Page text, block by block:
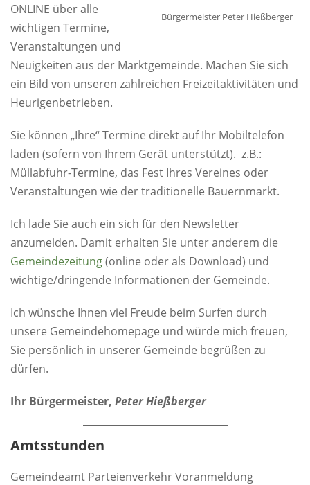
Bürgermeister Peter Hießberger
ONLINE über alle
wichtigen Termine,
Veranstaltungen und
Neuigkeiten aus der Marktgemeinde. Machen Sie sich
ein Bild von unseren zahlreichen Freizeitaktivitäten und
Heurigenbetrieben.
Sie können „Ihre“ Termine direkt auf Ihr Mobiltelefon
laden (sofern von Ihrem Gerät unterstützt). z.B.:
Müllabfuhr-Termine, das Fest Ihres Vereines oder
Veranstaltungen wie der traditionelle Bauernmarkt.
Ich lade Sie auch ein sich für den Newsletter
anzumelden. Damit erhalten Sie unter anderem die
Gemeindezeitung(online oder als Download) und
wichtige/dringende Informationen der Gemeinde.
Ich wünsche Ihnen viel Freude beim Surfen durch
unsere Gemeindehomepage und würde mich freuen,
Sie persönlich in unserer Gemeinde begrüßen zu
dürfen.
Ihr Bürgermeister, Peter Hießberger
Amtsstunden
Gemeindeamt Parteienverkehr Voranmeldung